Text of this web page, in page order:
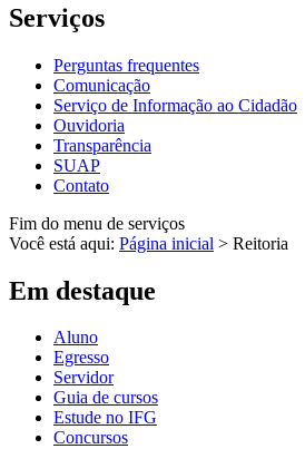
Serviços
Perguntas frequentes
Comunicação
Serviço de Informação ao Cidadão
Ouvidoria
Transparência
SUAP
Contato
Fim do menu de serviços
Você está aqui: Página inicial > Reitoria
Em destaque
Aluno
Egresso
Servidor
Guia de cursos
Estude no IFG
Concursos